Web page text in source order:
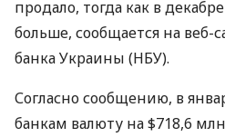
продало, тогда как в
больше, сообщается на веб-
банка Украины (НБУ).
Согласно сообщению, в
банкам валюту на $718,6